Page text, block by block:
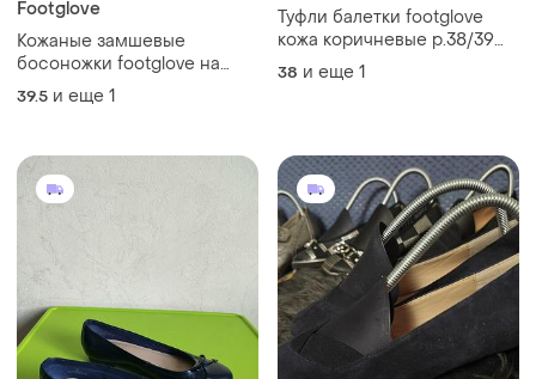
Footglove
Кожаные замшевые
босоножки footglove на
танкетке р. 39.5 - 40
(стелька 25.5 см)
39.5 и еще 1
Туфли балетки footglove
кожа коричневые р.38/39
ст.25/25.5см
38 и еще 1